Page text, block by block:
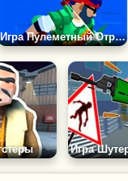
Игра Пулеметный Отряд